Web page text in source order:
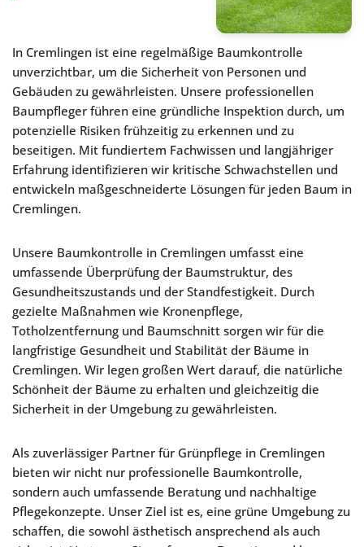
In Cremlingen ist eine regelmäßige Baumkontrolle
unverzichtbar, um die Sicherheit von Personen und
Gebäuden zu gewährleisten. Unsere professionellen
Baumpfleger führen eine gründliche Inspektion durch, um
potenzielle Risiken frühzeitig zu erkennen und zu
beseitigen. Mit fundiertem Fachwissen und langjähriger
Erfahrung identifizieren wir kritische Schwachstellen und
entwickeln maßgeschneiderte Lösungen für jeden Baum in
Cremlingen.
Unsere Baumkontrolle in Cremlingen umfasst eine
umfassende Überprüfung der Baumstruktur, des
Gesundheitszustands und der Standfestigkeit. Durch
gezielte Maßnahmen wie Kronenpflege,
Totholzentfernung und Baumschnitt sorgen wir für die
langfristige Gesundheit und Stabilität der Bäume in
Cremlingen. Wir legen großen Wert darauf, die natürliche
Schönheit der Bäume zu erhalten und gleichzeitig die
Sicherheit in der Umgebung zu gewährleisten.
Als zuverlässiger Partner für Grünpflege in Cremlingen
bieten wir nicht nur professionelle Baumkontrolle,
sondern auch umfassende Beratung und nachhaltige
Pflegekonzepte. Unser Ziel ist es, eine grüne Umgebung zu
schaffen, die sowohl ästhetisch ansprechend als auch